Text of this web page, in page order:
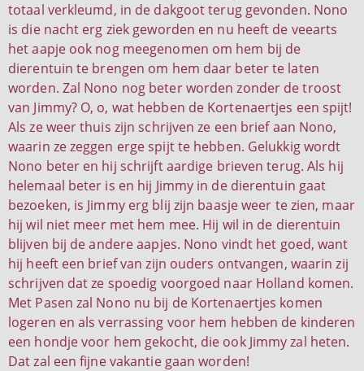
totaal verkleumd, in de dakgoot terug gevonden. Nono
is die nacht erg ziek geworden en nu heeft de veearts
het aapje ook nog meegenomen om hem bij de
dierentuin te brengen om hem daar beter te laten
worden. Zal Nono nog beter worden zonder de troost
van Jimmy? O, o, wat hebben de Kortenaertjes een spijt!
Als ze weer thuis zijn schrijven ze een brief aan Nono,
waarin ze zeggen erge spijt te hebben. Gelukkig wordt
Nono beter en hij schrijft aardige brieven terug. Als hij
helemaal beter is en hij Jimmy in de dierentuin gaat
bezoeken, is Jimmy erg blij zijn baasje weer te zien, maar
hij wil niet meer met hem mee. Hij wil in de dierentuin
blijven bij de andere aapjes. Nono vindt het goed, want
hij heeft een brief van zijn ouders ontvangen, waarin zij
schrijven dat ze spoedig voorgoed naar Holland komen.
Met Pasen zal Nono nu bij de Kortenaertjes komen
logeren en als verrassing voor hem hebben de kinderen
een hondje voor hem gekocht, die ook Jimmy zal heten.
Dat zal een fijne vakantie gaan worden!